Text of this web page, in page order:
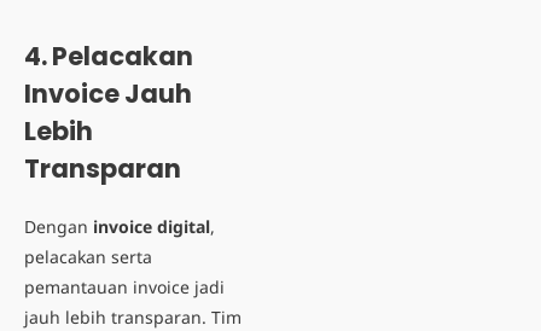
4.Pelacakan
Invoice Jauh
Lebih
Transparan
Dengan invoice digital,
pelacakan serta
pemantauan invoice jadi
jauh lebih transparan. Tim